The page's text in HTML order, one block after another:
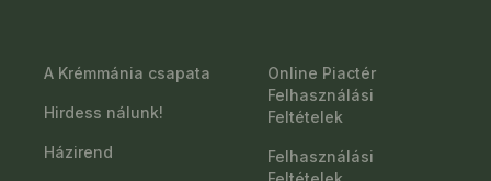
A Krémmánia csapata
Hirdess nálunk!
Házirend
Online Piactér
Felhasználási
Feltételek
Felhasználási